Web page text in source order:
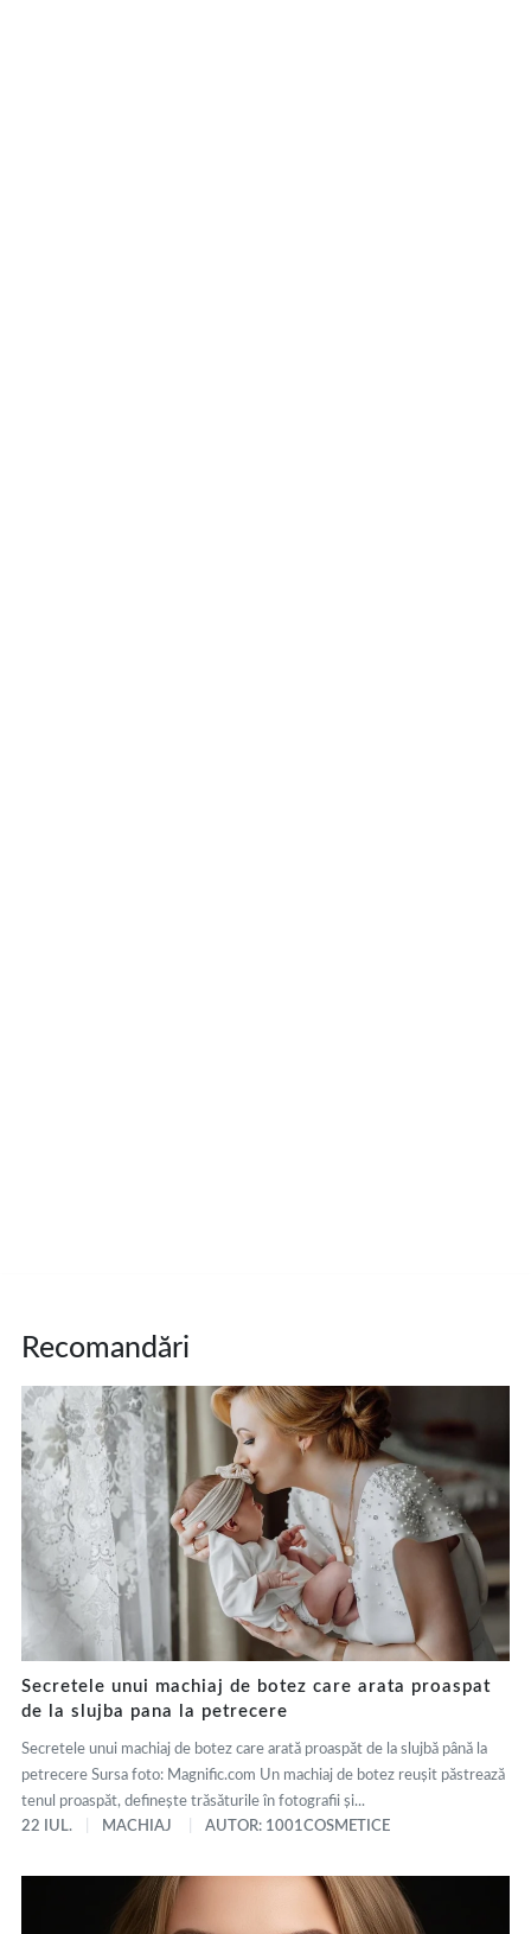
Recomandări
Secretele unui machiaj de botez care arata proaspat
de la slujba pana la petrecere
Secretele unui machiaj de botez care arată proaspăt de la slujbă până la
petrecere Sursa foto: Magnific.com Un machiaj de botez reușit păstrează
tenul proaspăt, definește trăsăturile în fotografii și...
22 IUL.
MACHIAJ AUTOR: 1001COSMETICE